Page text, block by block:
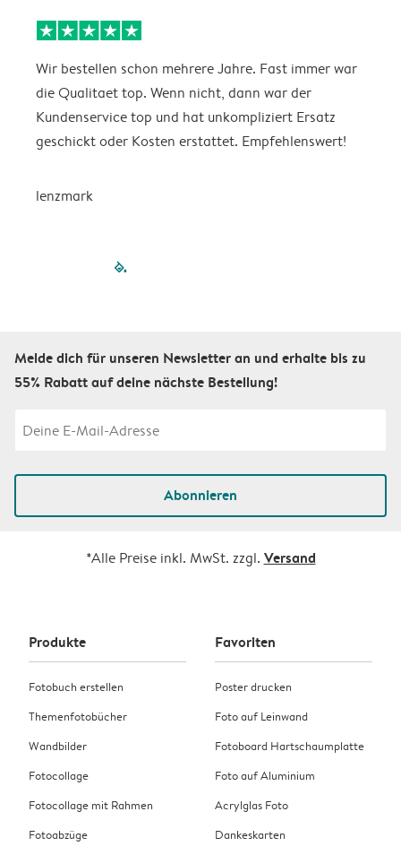
Wir bestellen schon mehrere Jahre. Fast immer war
die Qualitaet top. Wenn nicht, dann war der
Kundenservice top und hat unkompliziert Ersatz
geschickt oder Kosten erstattet. Empfehlenswert!
lenzmark
filled-pagination
Melde dich für unseren Newsletter an und erhalte bis zu
55% Rabatt auf deine nächste Bestellung!
Abonnieren
*Alle Preise inkl. MwSt. zzgl. Versand
Produkte
Fotobuch erstellen
Themenfotobücher
Wandbilder
Fotocollage
Fotocollage mit Rahmen
Fotoabzüge
Favoriten
Poster drucken
Foto auf Leinwand
Fotoboard Hartschaumplatte
Foto auf Aluminium
Acrylglas Foto
Dankeskarten